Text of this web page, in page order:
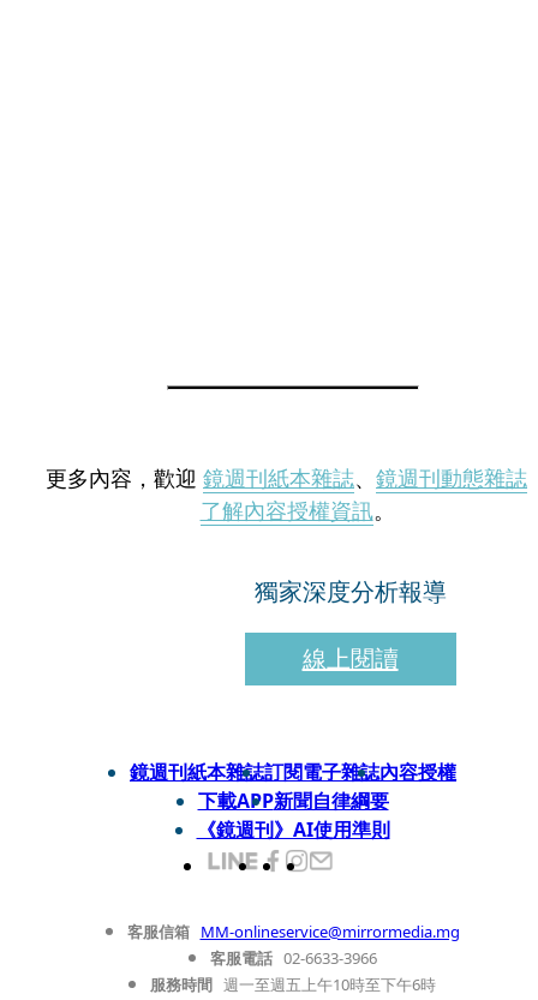
更多內容，歡迎 鏡週刊紙本雜誌、 鏡週刊動態雜誌
了解內容授權資訊。
獨家深度分析報導
線上閱讀
鏡週刊紙本雜誌訂閱電子雜誌內容授權
下載APP新聞自律綱要
《鏡週刊》AI使用準則
客服信箱 MM-onlineservice@mirrormedia.mg
客服電話 02-6633-3966
服務時間 週一至週五上午10時至下午6時